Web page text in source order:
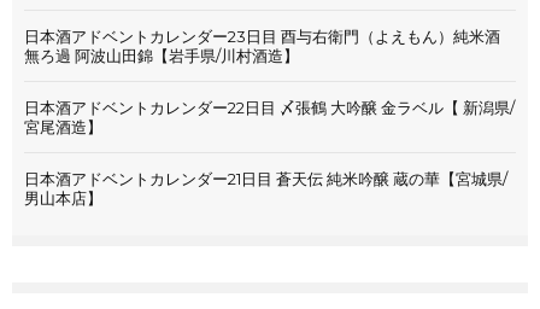
日本酒アドベントカレンダー23日目 酉与右衛門（よえもん）純米酒
無ろ過 阿波山田錦【岩手県/川村酒造】
日本酒アドベントカレンダー22日目 〆張鶴 大吟醸 金ラベル【 新潟県/
宮尾酒造】
日本酒アドベントカレンダー21日目 蒼天伝 純米吟醸 蔵の華【宮城県/
男山本店】